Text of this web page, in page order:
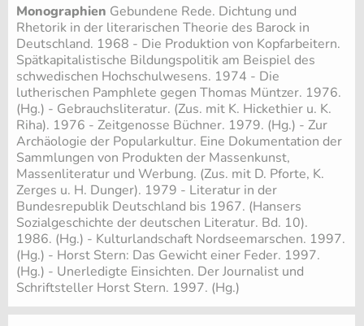
Monographien Gebundene Rede. Dichtung und
Rhetorik in der literarischen Theorie des Barock in
Deutschland. 1968 - Die Produktion von Kopfarbeitern.
Spätkapitalistische Bildungspolitik am Beispiel des
schwedischen Hochschulwesens. 1974 - Die
lutherischen Pamphlete gegen Thomas Müntzer. 1976.
(Hg.) - Gebrauchsliteratur. (Zus. mit K. Hickethier u. K.
Riha). 1976 - Zeitgenosse Büchner. 1979. (Hg.) - Zur
Archäologie der Popularkultur. Eine Dokumentation der
Sammlungen von Produkten der Massenkunst,
Massenliteratur und Werbung. (Zus. mit D. Pforte, K.
Zerges u. H. Dunger). 1979 - Literatur in der
Bundesrepublik Deutschland bis 1967. (Hansers
Sozialgeschichte der deutschen Literatur. Bd. 10).
1986. (Hg.) - Kulturlandschaft Nordseemarschen. 1997.
(Hg.) - Horst Stern: Das Gewicht einer Feder. 1997.
(Hg.) - Unerledigte Einsichten. Der Journalist und
Schriftsteller Horst Stern. 1997. (Hg.)